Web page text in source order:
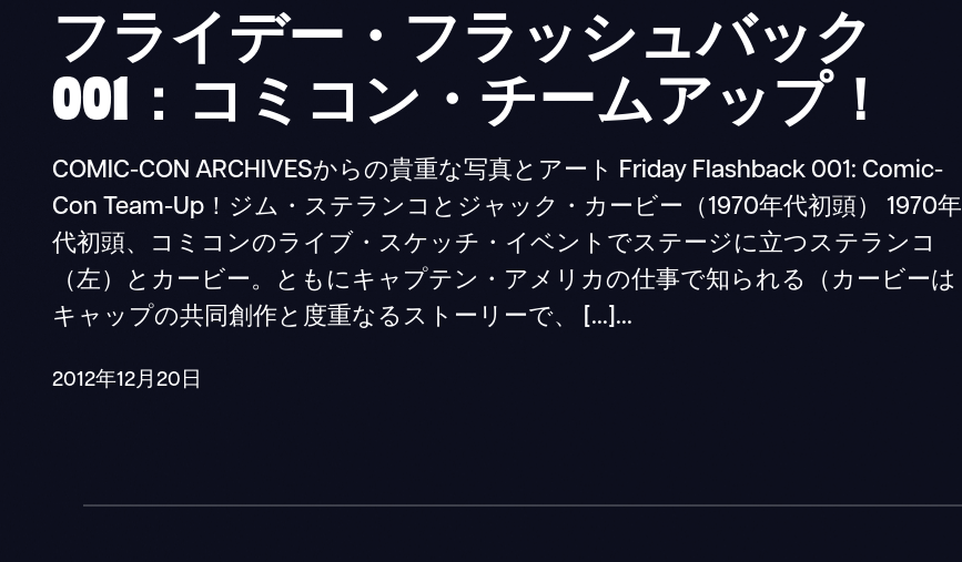
フライデー・フラッシュバック
001：コミコン・チームアップ！
COMIC-CON ARCHIVESからの貴重な写真とアート Friday Flashback 001: Comic-
Con Team-Up！ジム・ステランコとジャック・カービー（1970年代初頭） 1970年
代初頭、コミコンのライブ・スケッチ・イベントでステージに立つステランコ
（左）とカービー。ともにキャプテン・アメリカの仕事で知られる（カービーは
キャップの共同創作と度重なるストーリーで、 [...]...
2012年12月20日